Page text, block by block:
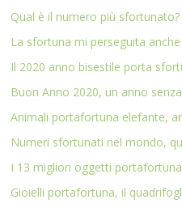
Qual è il numero più
La sfortuna mi perseguita
Il 2020 anno bisestile porta
Buon Anno 2020, un anno
Animali portafortuna elefante,
Numeri sfortunati nel mondo,
I 13 migliori oggetti
Gioielli portafortuna, il